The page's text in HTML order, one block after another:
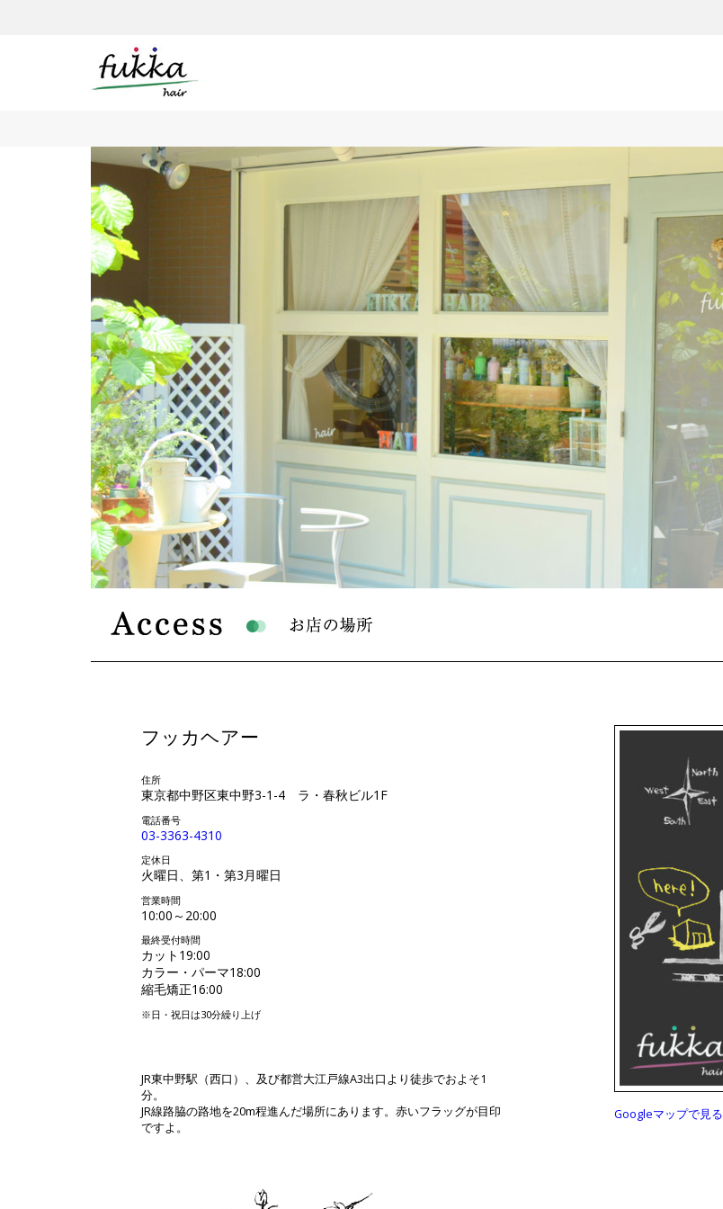
フッカヘアー
住所
東京都中野区東中野3-1-4 ラ・春秋ビル1F
電話番号
03-3363-4310
定休日
火曜日、第1・第3月曜日
営業時間
10:00～20:00
最終受付時間
カット19:00
カラー・パーマ18:00
縮毛矯正16:00
※日・祝日は30分繰り上げ
JR東中野駅（西口）、及び都営大江戸線A3出口より徒歩でおよそ1
分。
JR線路脇の路地を20m程進んだ場所にあります。赤いフラッグが目印
ですよ。
Googleマップで見る